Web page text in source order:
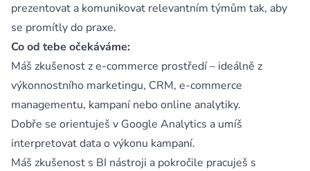
prezentovat a komunikovat relevantním týmům tak, aby
se promítly do praxe.
Co od tebe očekáváme:
Máš zkušenost z e-commerce prostředí – ideálně z
výkonnostního marketingu, CRM, e-commerce
managementu, kampaní nebo online analytiky.
Dobře se orientuješ v Google Analytics a umíš
interpretovat data o výkonu kampaní.
Máš zkušenost s BI nástroji a pokročile pracuješ s